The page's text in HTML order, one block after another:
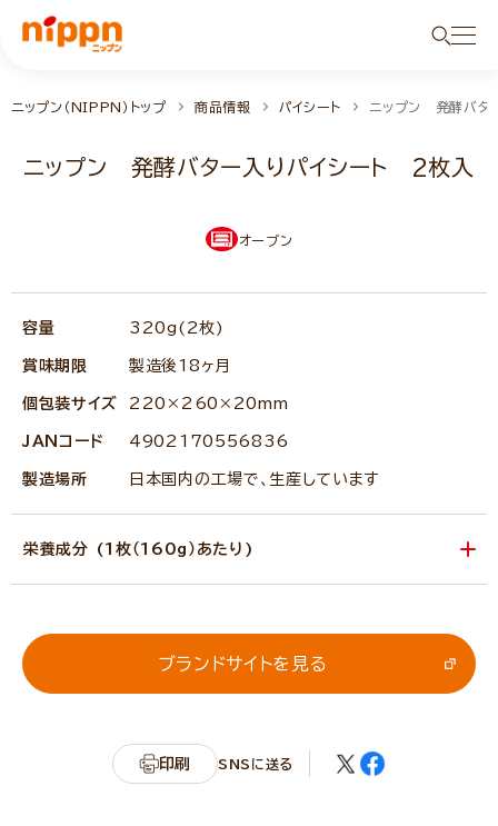
ニップン（NIPPN）トップ 商品情報 パイシート ニップン 発酵バタ
ニップン 発酵バター入りパイシート 2枚入
オーブン
容量 320g(2枚)
賞味期限 製造後18ヶ月
個包装サイズ 220×260×20mm
JANコード 4902170556836
製造場所 日本国内の工場で、生産しています
栄養成分 (1枚（160g）あたり)
35.4g
炭水化物 64.2g
75mg
ブランドサイトを見る
印刷 SNSに送る